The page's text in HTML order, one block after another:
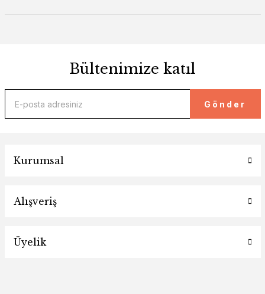
Bültenimize katıl
Gönder
Kurumsal
Alışveriş
Üyelik